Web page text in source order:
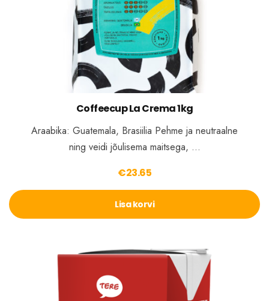
Coffeecup La Crema 1kg
Araabika: Guatemala, Brasiilia Pehme ja neutraalne
ning veidi jõulisema maitsega, …
€23.65
Lisa korvi